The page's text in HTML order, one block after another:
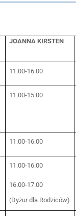
JOANNA KIRSTEN
11.00-16.00
11.00-15.00
11.00-16.00
11.00-16.00
16.00-17.00
(Dyżur dla Rodziców)